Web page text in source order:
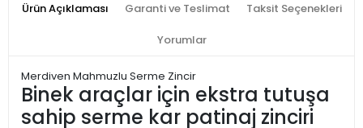
Ürün Açıklaması Garanti ve Teslimat Taksit Seçenekleri
Yorumlar
Merdiven Mahmuzlu Serme Zincir
Binek araçlar için ekstra tutuşa
sahip serme kar patinaj zinciri